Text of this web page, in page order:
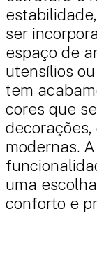
ser
espaço de
utensílios
tem
cores que
modernas.
uma
conforto e